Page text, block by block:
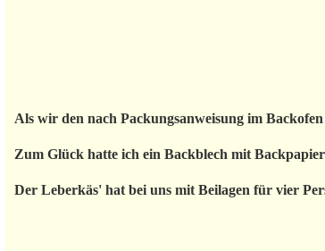
Als wir den nach Packungsanweisung im
Zum Glück hatte ich ein Backblech mit
Der Leberkäs' hat bei uns mit Beilagen für vier